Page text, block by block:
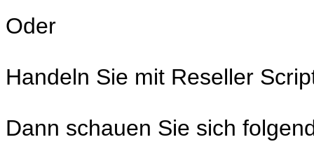
Oder
Handeln Sie mit Reseller
Dann schauen Sie sich